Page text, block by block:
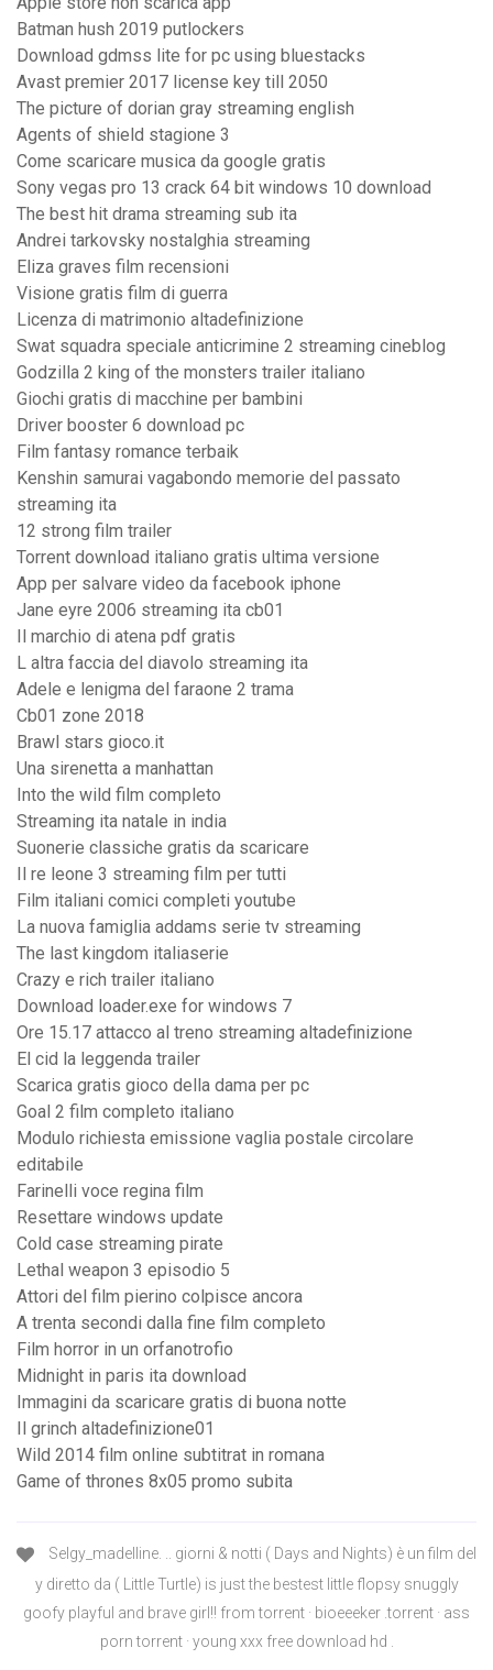
Batman hush 2019 putlockers
Download gdmss lite for pc using bluestacks
Avast premier 2017 license key till 2050
The picture of dorian gray streaming english
Agents of shield stagione 3
Come scaricare musica da google gratis
Sony vegas pro 13 crack 64 bit windows 10 download
The best hit drama streaming sub ita
Andrei tarkovsky nostalghia streaming
Eliza graves film recensioni
Visione gratis film di guerra
Licenza di matrimonio altadefinizione
Swat squadra speciale anticrimine 2 streaming cineblog
Godzilla 2 king of the monsters trailer italiano
Giochi gratis di macchine per bambini
Driver booster 6 download pc
Film fantasy romance terbaik
Kenshin samurai vagabondo memorie del passato
streaming ita
12 strong film trailer
Torrent download italiano gratis ultima versione
App per salvare video da facebook iphone
Jane eyre 2006 streaming ita cb01
Il marchio di atena pdf gratis
L altra faccia del diavolo streaming ita
Adele e lenigma del faraone 2 trama
Cb01 zone 2018
Brawl stars gioco.it
Una sirenetta a manhattan
Into the wild film completo
Streaming ita natale in india
Suonerie classiche gratis da scaricare
Il re leone 3 streaming film per tutti
Film italiani comici completi youtube
La nuova famiglia addams serie tv streaming
The last kingdom italiaserie
Crazy e rich trailer italiano
Download loader.exe for windows 7
Ore 15.17 attacco al treno streaming altadefinizione
El cid la leggenda trailer
Scarica gratis gioco della dama per pc
Goal 2 film completo italiano
Modulo richiesta emissione vaglia postale circolare
editabile
Farinelli voce regina film
Resettare windows update
Cold case streaming pirate
Lethal weapon 3 episodio 5
Attori del film pierino colpisce ancora
A trenta secondi dalla fine film completo
Film horror in un orfanotrofio
Midnight in paris ita download
Immagini da scaricare gratis di buona notte
Il grinch altadefinizione01
Wild 2014 film online subtitrat in romana
Game of thrones 8x05 promo subita
Selgy_madelline. .. giorni & notti ( Days and Nights) è un film del
y diretto da ( Little Turtle) is just the bestest little flopsy snuggly
goofy playful and brave girl!! from torrent · bioeeeker .torrent · ass
porn torrent · young xxx free download hd .